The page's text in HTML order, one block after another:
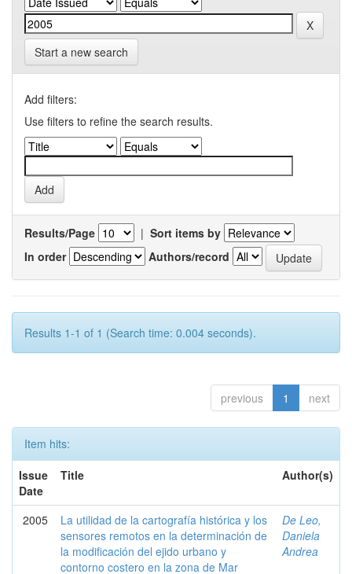
Start a new search
Add filters:
Use filters to refine the search results.
Results/Page | Sort items by
In order
Authors/record
Results 1-1 of 1 (Search time: 0.004 seconds).
previous 1 next
Item hits:
Issue
Date
Title Author(s)
2005
La utilidad de la cartografía histórica y los
sensores remotos en la determinación de
la modificación del ejido urbano y
contorno costero en la zona de Mar
De Leo,
Daniela
Andrea